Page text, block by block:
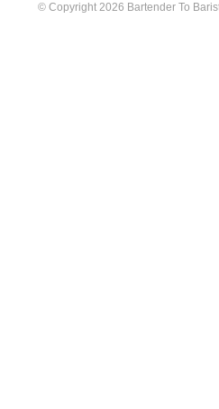
© Copyright 2026 Bartender To